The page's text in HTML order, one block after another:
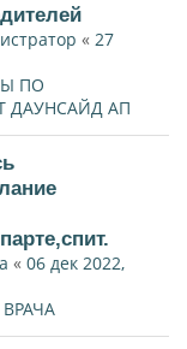
« 27
ПО
ДАУНСАЙД АП
« 06 дек 2022,